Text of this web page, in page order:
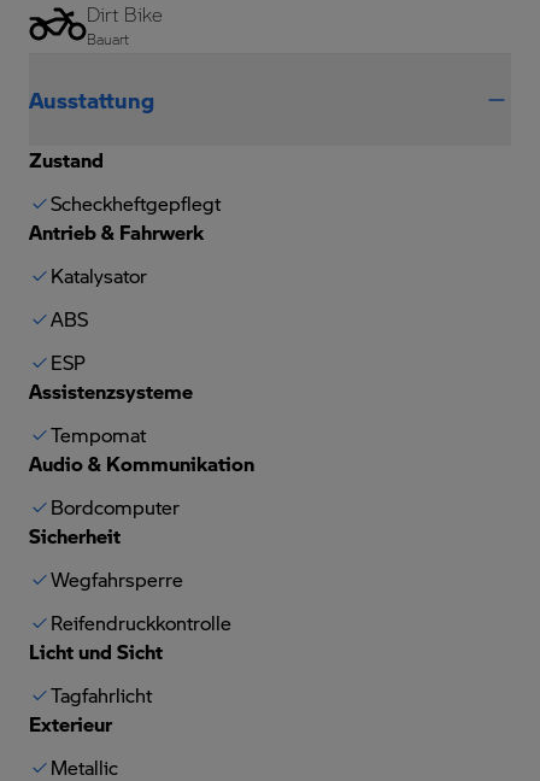
Dirt Bike
Bauart
Ausstattung
Zustand
Scheckheftgepflegt
Antrieb & Fahrwerk
Katalysator
ABS
ESP
Assistenzsysteme
Tempomat
Audio & Kommunikation
Bordcomputer
Sicherheit
Wegfahrsperre
Reifendruckkontrolle
Licht und Sicht
Tagfahrlicht
Exterieur
Metallic